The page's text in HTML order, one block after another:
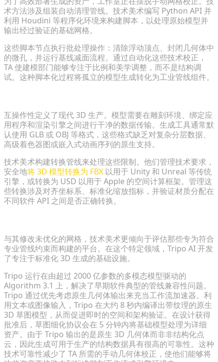
术方法涉及组装自动清理管线。技术美术编写 Python API 并
利用 Houdini 等程序化环境来构建脚本，以处理原始模型并
输出经过验证的基础网格。
这些脚本节点执行批处理操作：清除浮动顶点、封闭几何体中
的微孔，并运行基线减面流程。通过自动化这些技术校正，
TA 使建模部门能够专注于比例和美学调整，而不是结构调
试。这种脚本化过程将孤立的模型生成转化为工业管线组件。
互操作性定义了现代 3D 生产。模型需要在雕刻环境、绑定应
用程序和渲染引擎之间进行干净的数据传输。生成工具通常默
认使用 GLB 或 OBJ 等格式，这些格式缺乏对复杂分层数据、
高级着色器图或嵌入式动画序列的原生支持。
技术美术构建转换管线来处理这些限制。他们管理技术要求，
安全地将 3D 模型转换为 FBX 以用于 Unity 和 Unreal 等传统
引擎，或转换为 USD 以用于 Apple 的空间计算框架。管理这
些转换涉及对齐坐标系、标准化缩放指标，并验证材质分配在
不同软件 API 之间是否正确转换。
与其修改未优化的网格，技术美术更倾向于评估那些专为符合
专业管线约束而构建的平台。在这个特定领域，Tripo AI 开发
了专注于标准化 3D 生成的基础设施。
Tripo 运行在由超过 2000 亿参数的多模态模型驱动的
Algorithm 3.1 上，解决了早期软件典型的管线兼容性问题。
Tripo 通过优先考虑原生几何体输出来充当工作流加速器。利
用文本或图像输入，Tripo 在大约 8 秒内编译出带纹理的原生
3D 草图模型，从而促进即时的空间和架构验证。在设计获得
批准后，草图细化协议会在 5 分钟内将基础模型处理为详细
资产。由于 Tripo 输出的是原生 3D 几何体而非非结构化点
云，因此生成可用于生产的结构数据具有很高的可靠性。这种
技术可靠性减少了 TA 所需的手动几何体校正，使他们能够将